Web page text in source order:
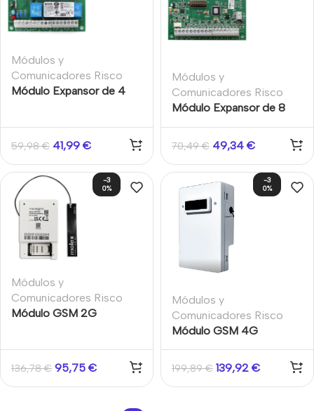
Módulos y
Comunicadores Risco
Módulo Expansor de 4
59,98€ 41,99 €
Módulos y
Comunicadores Risco
Módulo Expansor de 8
convencionales Grado 3
para LightSYS+, LightSYS
y ProSYS Plus
70,49€ 49,34 €
-3
0%
Módulos y
Comunicadores Risco
Módulo GSM 2G
PCB para montaje interno
en caja de PVC
136,78€ 95,75 €
-3
0%
Módulos y
Comunicadores Risco
Módulo GSM 4G
voz y datos, Grado 2,
para Lightsys Air
199,89€ 139,92 €